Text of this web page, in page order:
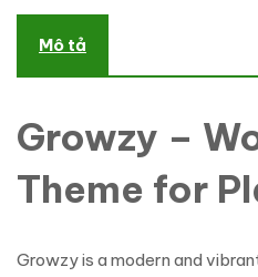
Mô tả
Growzy –
Theme for
Growzy is a modern and